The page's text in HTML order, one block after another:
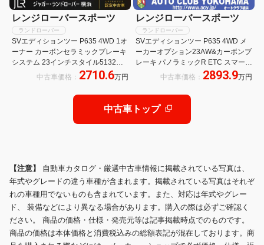
レンジローバースポーツ
ランドローバー
SVエディションツー P635 4WD 1オ
ーナー カーボンセラミックブレーキ
システム 23インチスタイル5132カ
ーボンファイバーホイール スライデ
ィングパノラミックルーフ フロント
センターコンソール急速クーラーボ
中古車価格： 2710.6万円
レンジローバースポーツ
ランドローバー
SVエディションツー P635 4WD メ
ーカーオプション23AW&カーボンブ
レーキ パノラミックR ETC スマート
キー 禁煙車 ワンオーナー レーンア
シスト LEDヘッドランプ クリアラン
スソナー サンルーフ 革シート
中古車価格： 2893.9万円
中古車トップ
【注意】 自動車カタログ・厳選中古車情報に掲載されている写真は、
年式やグレードの違う車種が含まれます。掲載されている写真はそれぞ
れの車種用でないものも含まれています。また、対応は年式やグレー
ド、 装備などにより異なる場合があります。購入の際は必ずご確認く
ださい。 商品の価格・仕様・発売元等は記事掲載時点でのものです。
商品の価格は本体価格と消費税込みの総額表記が混在しております。商